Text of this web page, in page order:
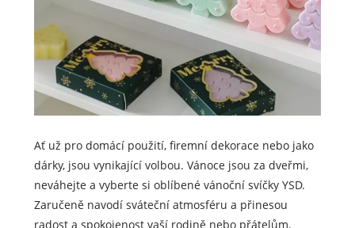
Ať už pro domácí použití, firemní dekorace nebo jako
dárky, jsou vynikající volbou. Vánoce jsou za dveřmi,
neváhejte a vyberte si oblíbené vánoční svíčky YSD.
Zaručeně navodí sváteční atmosféru a přinesou
radost a spokojenost vaší rodině nebo přátelům.